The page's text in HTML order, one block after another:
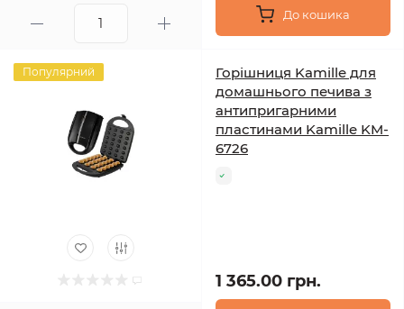
До кошика
Популярний
Горішниця Kamille для
домашнього печива з
антипригарними
пластинами Kamille KM-
6726
1 365.00 грн.